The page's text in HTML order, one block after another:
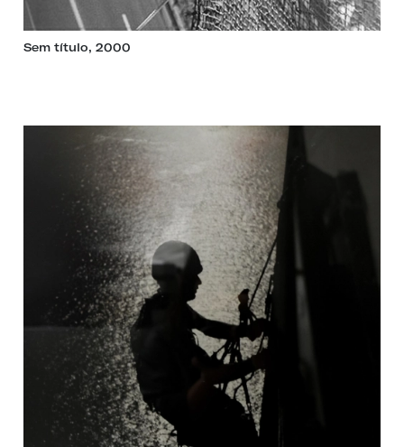
Sem título, 2000